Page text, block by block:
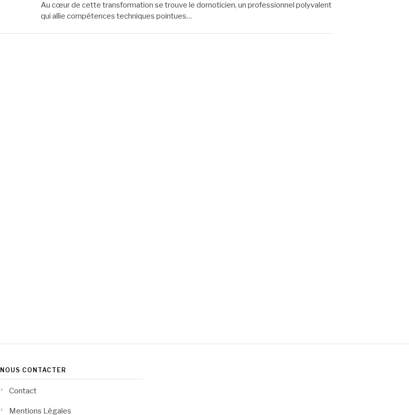
Au cœur de cette transformation se trouve le domoticien, un professionnel polyvalent
qui allie compétences techniques pointues…
NOUS CONTACTER
Contact
Mentions Légales